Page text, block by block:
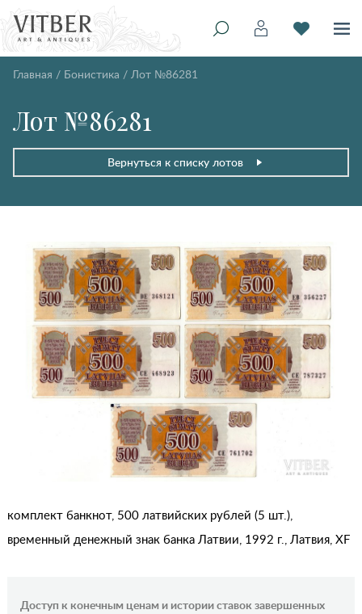
Главная / Бонистика / Лот №86281
Лот №86281
Вернуться к списку лотов
комплект банкнот, 500 латвийских рублей (5 шт.),
временный денежный знак банка Латвии, 1992 г., Латвия, XF
Доступ к конечным ценам и истории ставок завершенных